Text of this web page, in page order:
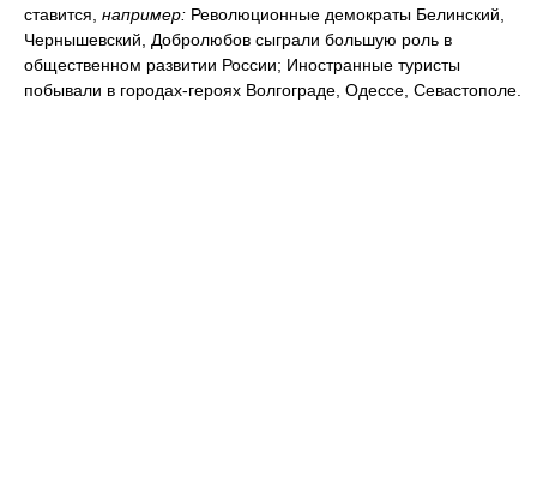
ставится, например: Революционные демократы Белинский,
Чернышевский, Добролюбов сыграли большую роль в
общественном развитии России; Иностранные туристы
побывали в городах-героях Волгограде, Одессе, Севастополе.